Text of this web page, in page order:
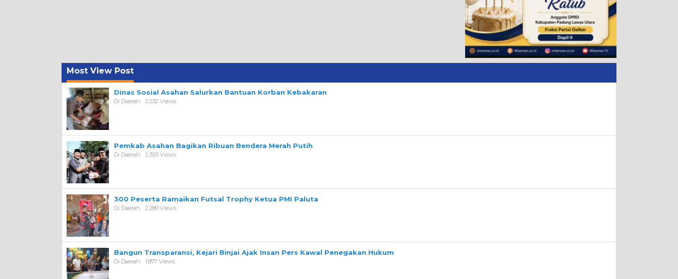
Most View Post
Dinas Sosial Asahan Salurkan Bantuan Korban Kebakaran
Di Daerah 2,532 Views
Pemkab Asahan Bagikan Ribuan Bendera Merah Putih
Di Daerah 2,355 Views
300 Peserta Ramaikan Futsal Trophy Ketua PMI Paluta
Di Daerah 2,289 Views
Bangun Transparansi, Kejari Binjai Ajak Insan Pers Kawal Penegakan Hukum
Di Daerah 1,877 Views